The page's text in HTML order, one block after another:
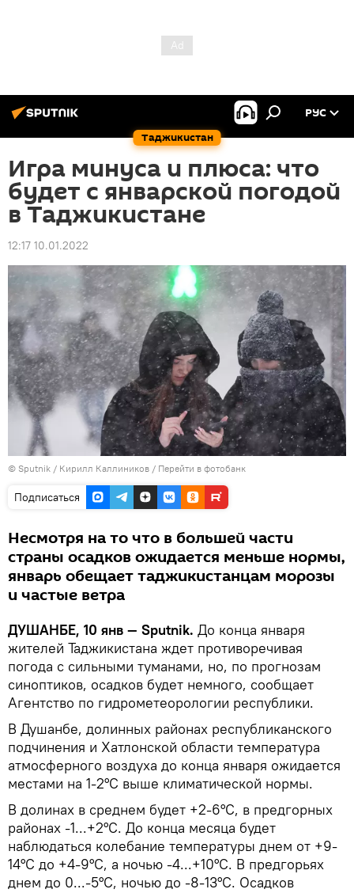
Таджикистан
РУС
Игра минуса и плюса: что
будет с январской погодой
в Таджикистане
12:17 10.01.2022
© Sputnik / Кирилл Каллиников / Перейти в фотобанк
Подписаться
Несмотря на то что в большей части
страны осадков ожидается меньше нормы,
январь обещает таджикистанцам морозы
и частые ветра
ДУШАНБЕ, 10 янв — Sputnik. До конца января
жителей Таджикистана ждет противоречивая
погода с сильными туманами, но, по прогнозам
синоптиков, осадков будет немного, сообщает
Агентство по гидрометеорологии республики.
В Душанбе, долинных районах республиканского
подчинения и Хатлонской области температура
атмосферного воздуха до конца января ожидается
местами на 1-2°C выше климатической нормы.
В долинах в среднем будет +2-6°C, в предгорных
районах -1...+2°C. До конца месяца будет
наблюдаться колебание температуры днем от +9-
14°C до +4-9°C, а ночью -4...+10°C. В предгорьях
днем до 0...-5°C, ночью до -8-13°C. Осадков